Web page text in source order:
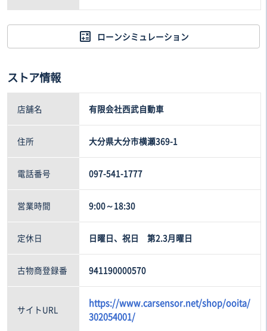
ローンシミュレーション
ストア情報
店舗名 有限会社西武自動車
住所 大分県大分市横瀬369-1
電話番号 097-541-1777
営業時間 9:00～18:30
定休日 日曜日、祝日 第2.3月曜日
古物商登録番 941190000570
サイトURL
https://www.carsensor.net/shop/ooita/
302054001/